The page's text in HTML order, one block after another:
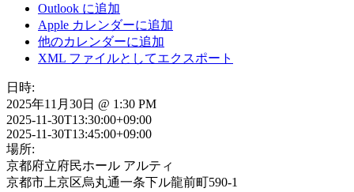
Outlook に追加
Apple カレンダーに追加
他のカレンダーに追加
XML ファイルとしてエクスポート
日時:
2025年11月30日 @ 1:30 PM
2025-11-30T13:30:00+09:00
2025-11-30T13:45:00+09:00
場所:
京都府立府民ホール アルティ
京都市上京区烏丸通一条下ル龍前町590-1